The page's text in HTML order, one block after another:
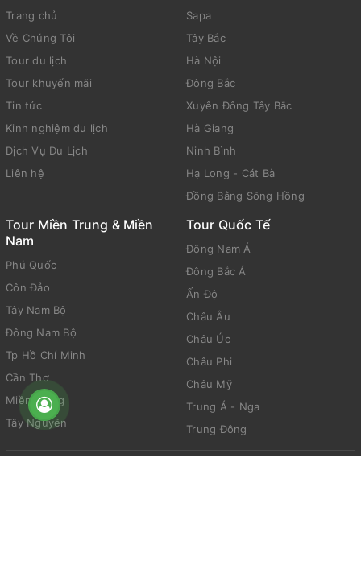
Trang chủ
Về Chúng Tôi
Tour du lịch
Tour khuyến mãi
Tin tức
Kinh nghiệm du lịch
Dịch Vụ Du Lịch
Liên hệ
Sapa
Tây Bắc
Hà Nội
Đông Bắc
Xuyên Đông Tây Bắc
Hà Giang
Ninh Bình
Hạ Long - Cát Bà
Đồng Bằng Sông Hồng
Tour Miền Trung & Miền
Nam
Phú Quốc
Côn Đảo
Tây Nam Bộ
Đông Nam Bộ
Tp Hồ Chí Minh
Cần Thơ
Miền Trung
Tây Nguyên
Tour Quốc Tế
Đông Nam Á
Đông Bắc Á
Ấn Độ
Châu Âu
Châu Úc
Châu Phi
Châu Mỹ
Trung Á - Nga
Trung Đông